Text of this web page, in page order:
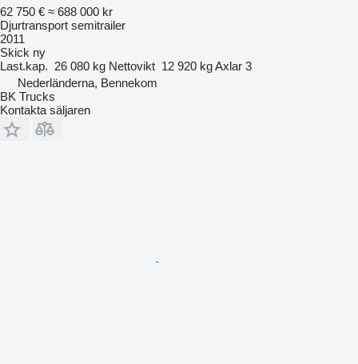
62 750 € ≈ 688 000 kr
Djurtransport semitrailer
2011
Skick ny
Last.kap. 26 080 kg Nettovikt 12 920 kgAxlar 3
Nederländerna, Bennekom
BK Trucks
Kontakta säljaren